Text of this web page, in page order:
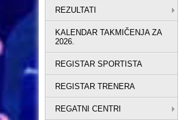
REZULTATI
KALENDAR TAKMIČENJA ZA
2026.
REGISTAR SPORTISTA
REGISTAR TRENERA
REGATNI CENTRI